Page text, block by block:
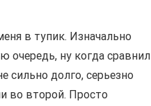
в тупик. Изначально
очередь, ну когда сравнил
сильно долго, серьезно
во второй. Просто